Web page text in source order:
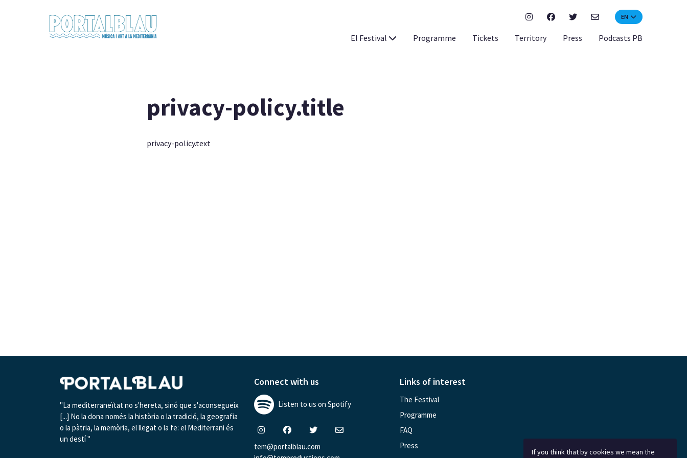
If you think that by cookies we mean the
EN
El Festival Programme Tickets Territory Press Podcasts PB
privacy-policy.title
privacy-policy.text
"La mediterraneïtat no s'hereta, sinó que s'aconsegueix
[...] No la dona només la història o la tradició, la geografia
o la pàtria, la memòria, el llegat o la fe: el Mediterrani és
un destí "
Connect with us
Listen to us on Spotify
tem@portalblau.com
Links of interest
The Festival
Programme
FAQ
Press